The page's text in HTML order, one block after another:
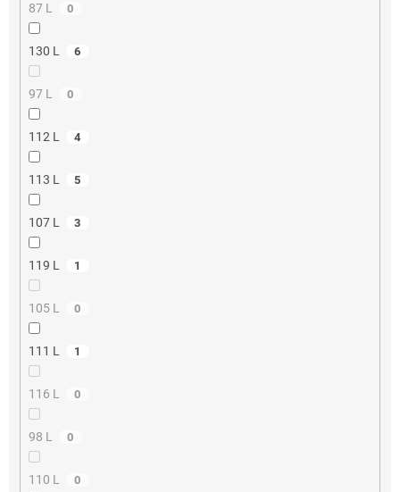
87 L 0
130 L 6
97 L 0
112 L 4
113 L 5
107 L 3
119 L 1
105 L 0
111 L 1
116 L 0
98 L 0
110 L 0